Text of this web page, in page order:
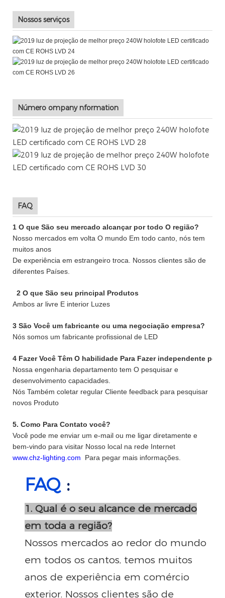
Nossos serviços
Número ompany nformation
FAQ
1 O que São seu mercado alcançar por todo O região?
Nosso mercados em volta O mundo Em todo canto, nós tem
muitos anos
De experiência em estrangeiro troca. Nossos clientes são de
diferentes Países.
2 O que São seu principal Produtos
Ambos ar livre E interior Luzes
3 São Você um fabricante ou uma negociação empresa?
Nós somos um fabricante profissional de LED
4 Fazer Você Têm O habilidade Para Fazer independente
Nossa engenharia departamento tem O pesquisar e
desenvolvimento capacidades.
Nós Também coletar regular Cliente feedback para pesquisar
novos Produto
5. Como Para Contato você?
Você pode me enviar um e-mail ou me ligar diretamente e
bem-vindo para visitar Nosso local na rede Internet
www.chz-lighting.com
Para pegar mais informações.
FAQ :
1. Qual é o seu alcance de mercado
em toda a região?
Nossos mercados ao redor do mundo
em todos os cantos, temos muitos
anos de experiência em comércio
exterior. Nossos clientes são de